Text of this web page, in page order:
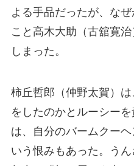
よる手品だったが、な
こと高木大助（古舘寛
しまった。
柿丘哲郎（仲野太賀）
をしたのかとルーシー
は、自分のバームクー
いう恨みもあった。う